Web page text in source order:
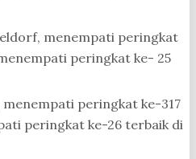
menempati peringkat
peringkat ke- 25
peringkat ke-317
peringkat ke-26 terbaik di